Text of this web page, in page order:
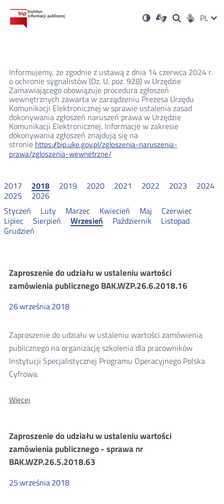
Ustawienia
Wersja
kontrastowa
Dla
niesłyszących
OtwórzOtwórz
w
Otwórz
w
Social PL
Informujemy, że zgodnie z ustawą z dnia 14 czerwca 2024 r.
o ochronie sygnalistów (Dz. U. poz. 928) w Urzędzie
Zamawiającego obowiązuje procedura zgłoszeń
wewnętrznych zawarta w zarządzeniu Prezesa Urzędu
Komunikacji Elektronicznej w sprawie ustalenia zasad
dokonywania zgłoszeń naruszeń prawa w Urzędzie
Komunikacji Elektronicznej. Informacje w zakresie
dokonywania zgłoszeń znajdują się na
stronie https://bip.uke.gov.pl/zgloszenia-naruszenia-
prawa/zgloszenia-wewnetrzne/
2017 2018 2019 2020 2021 2022 2023
2024
2025
2026
Styczeń
Luty Marzec Kwiecień Maj
Czerwiec
Lipiec
Sierpień Wrzesień Październik
Listopad
Grudzień
Zamówienia
publiczne
Zaproszenie do udziału w ustaleniu wartości
zamówienia publicznego BAK.WZP.26.6.2018.16
26września2018
Zaproszenie do udziału w ustaleniu wartości zamówienia
publicznego na organizację szkolenia dla pracowników
Instytucji Specjalistycznej Programu Operacyjnego Polska
Cyfrowa.
WięcejO:
w
ustaleniu
wartości
zamówienia
BAK.WZP.26.6.2018.16
Zaproszenie do udziału w ustaleniu wartości
zamówienia publicznego - sprawa nr
BAK.WZP.26.5.2018.63
25września2018